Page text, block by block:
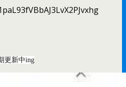
更新中ing